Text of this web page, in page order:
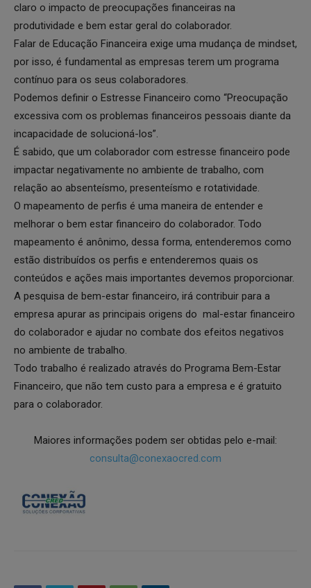
claro o impacto de preocupações financeiras na
produtividade e bem estar geral do colaborador.
Falar de Educação Financeira exige uma mudança de mindset,
por isso, é fundamental as empresas terem um programa
contínuo para os seus colaboradores.
Podemos definir o Estresse Financeiro como “Preocupação
excessiva com os problemas financeiros pessoais diante da
incapacidade de solucioná-los”.
É sabido, que um colaborador com estresse financeiro pode
impactar negativamente no ambiente de trabalho, com
relação ao absenteísmo, presenteísmo e rotatividade.
O mapeamento de perfis é uma maneira de entender e
melhorar o bem estar financeiro do colaborador. Todo
mapeamento é anônimo, dessa forma, entenderemos como
estão distribuídos os perfis e entenderemos quais os
conteúdos e ações mais importantes devemos proporcionar.
A pesquisa de bem-estar financeiro, irá contribuir para a
empresa apurar as principais origens do mal-estar financeiro
do colaborador e ajudar no combate dos efeitos negativos
no ambiente de trabalho.
Todo trabalho é realizado através do Programa Bem-Estar
Financeiro, que não tem custo para a empresa e é gratuito
para o colaborador.
Maiores informações podem ser obtidas pelo e-mail:
consulta@conexaocred.com